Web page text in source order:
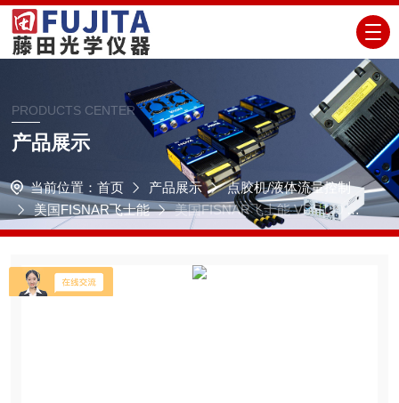
PRODUCTS CENTER
产品展示
当前位置： 首页 产品展示
点胶机/液体流量控制
美国FISNAR飞士能
美国FISNAR飞士能 VDP150 气
动控制容积阀